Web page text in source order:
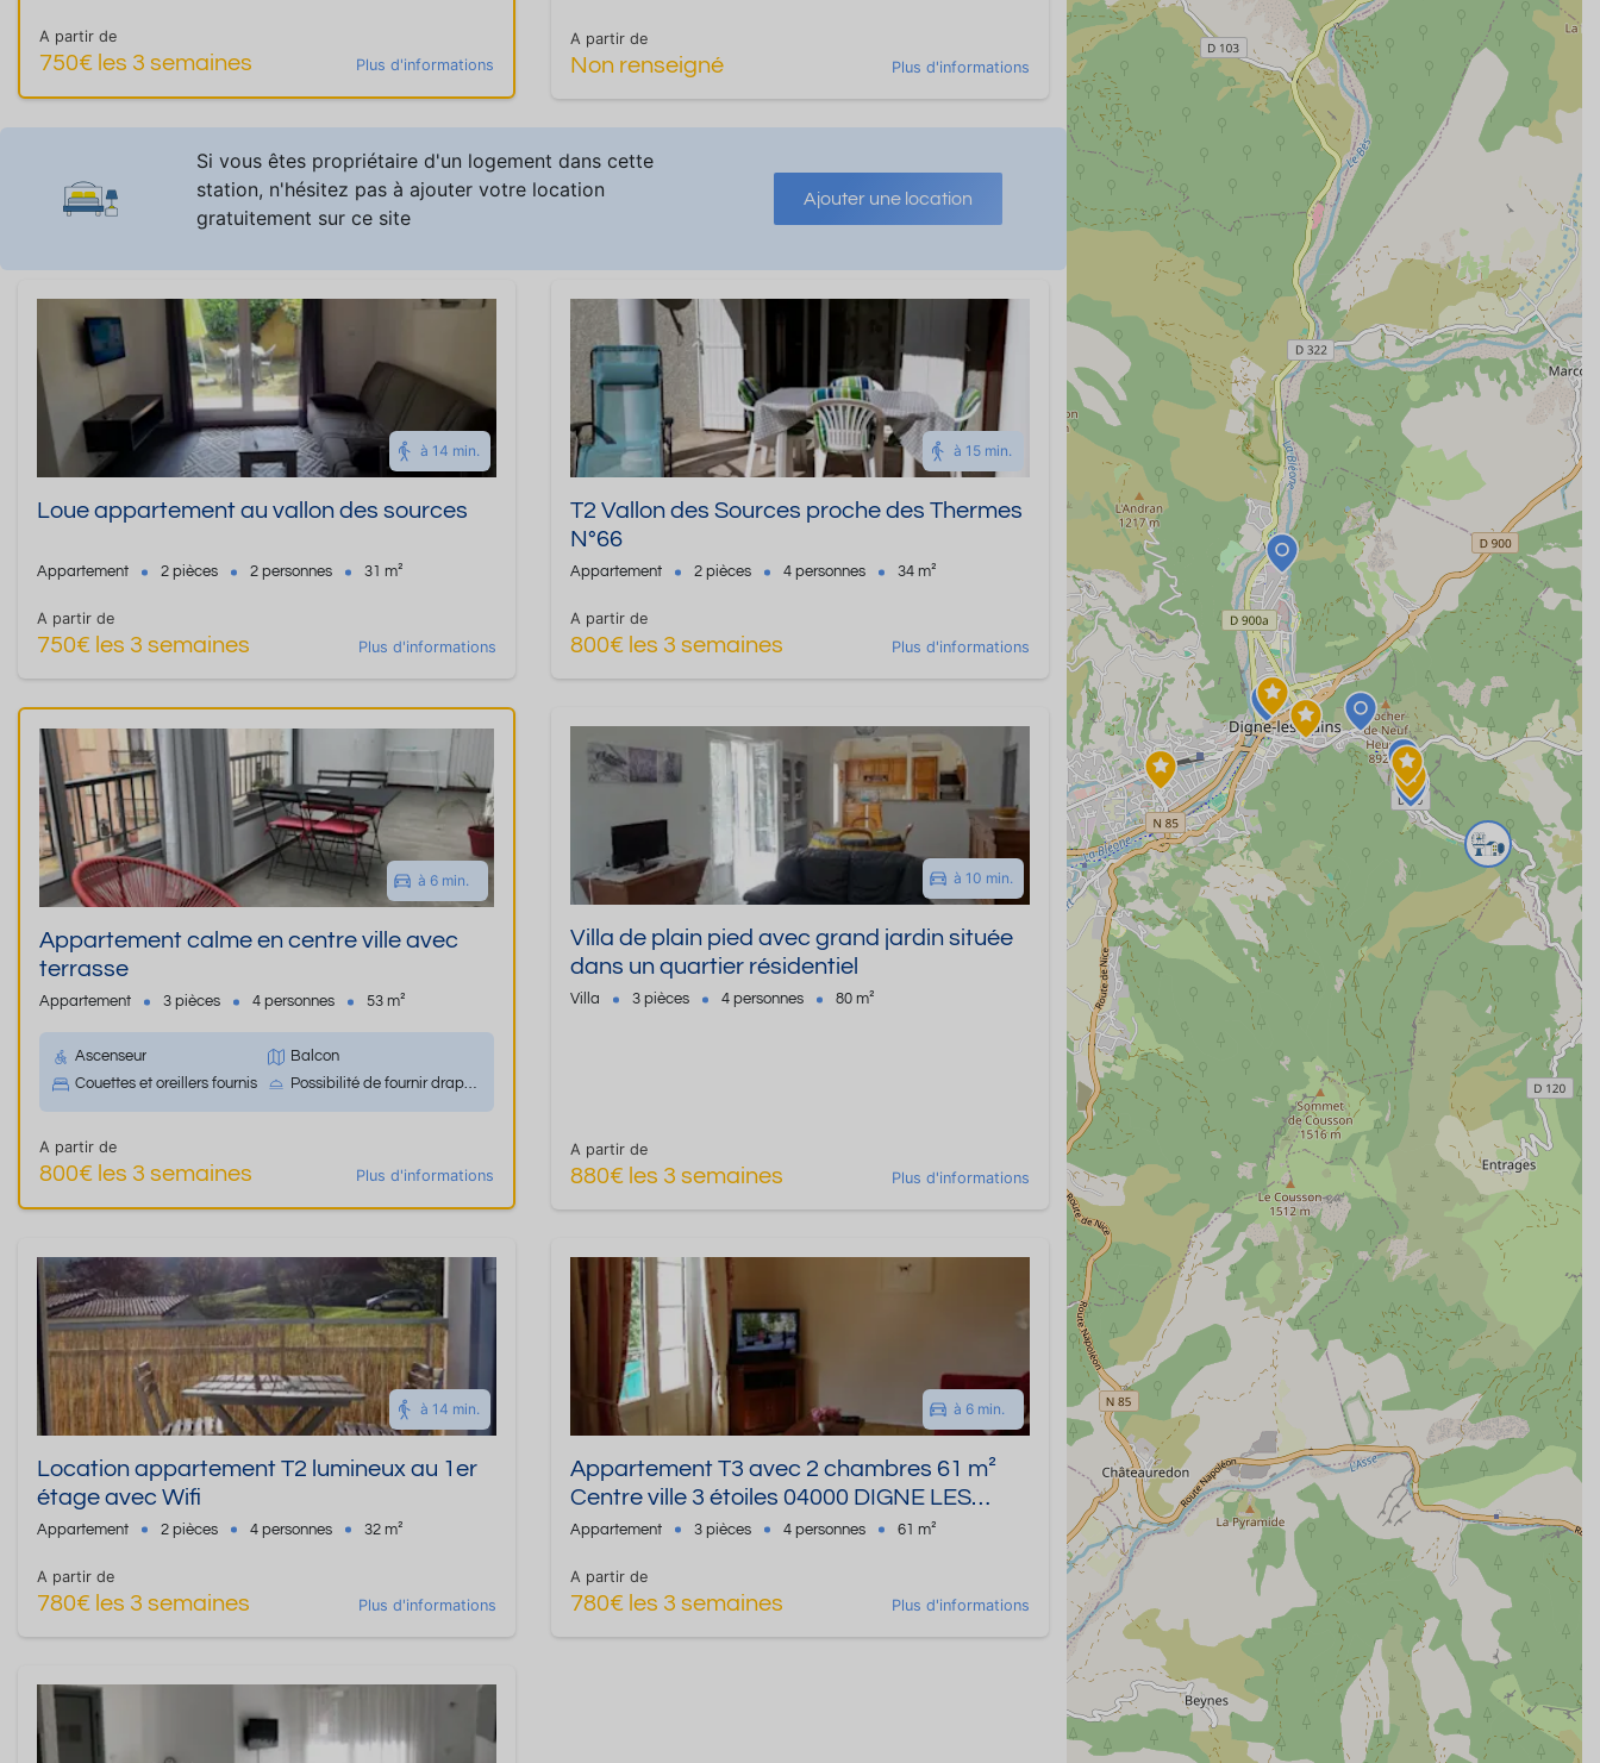
A partir de
750€ les 3 semaines Plus d'informations
A partir de
Non renseigné Plus d'informations
Si vous êtes propriétaire d'un logement dans cette
station, n'hésitez pas à ajouter votre location
gratuitement sur ce site
Ajouter une location
à 14 min.
Loue appartement au vallon des sources
Appartement 2 pièces 2 personnes 31 m²
A partir de
750€ les 3 semaines Plus d'informations
à 15 min.
T2 Vallon des Sources proche des Thermes
N°66
Appartement 2 pièces 4 personnes 34 m²
A partir de
800€ les 3 semaines Plus d'informations
à 6 min.
Appartement calme en centre ville avec
terrasse
Appartement 3 pièces 4 personnes 53 m²
Ascenseur
Balcon
Couettes et oreillers fournis
Possibilité de fournir draps et le linge de maison
A partir de
800€ les 3 semaines Plus d'informations
à 10 min.
Villa de plain pied avec grand jardin située
dans un quartier résidentiel
Villa 3 pièces 4 personnes 80 m²
A partir de
880€ les 3 semaines Plus d'informations
à 14 min.
Location appartement T2 lumineux au 1er
étage avec Wifi
Appartement 2 pièces 4 personnes 32 m²
A partir de
780€ les 3 semaines Plus d'informations
à 6 min.
Appartement T3 avec 2 chambres 61 m²
Centre ville 3 étoiles 04000 DIGNE LES
BAINS
Appartement 3 pièces 4 personnes 61 m²
A partir de
780€ les 3 semaines Plus d'informations